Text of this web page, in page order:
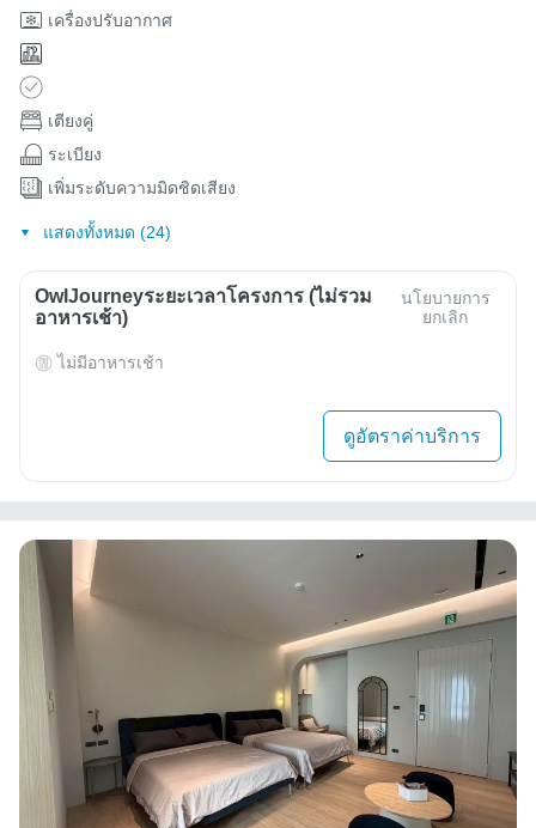
เครื่องปรับอากาศ
เตียงคู่
ระเบียง
เพิ่มระดับความมิดชิดเสียง
แสดงทั้งหมด (24)
OwlJourneyระยะเวลาโครงการ (ไม่รวม
อาหารเช้า)
นโยบายการ
ยกเลิก
ไม่มีอาหารเช้า
ดูอัตราค่าบริการ